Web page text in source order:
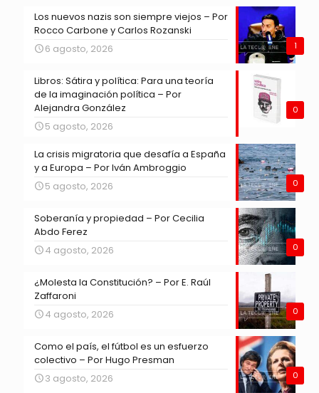
1
Los nuevos nazis son siempre viejos – Por
Rocco Carbone y Carlos Rozanski
6 agosto, 2026
0
Libros: Sátira y política: Para una teoría
de la imaginación política – Por
Alejandra González
5 agosto, 2026
0
La crisis migratoria que desafía a España
y a Europa – Por Iván Ambroggio
5 agosto, 2026
0
Soberanía y propiedad – Por Cecilia
Abdo Ferez
4 agosto, 2026
0
¿Molesta la Constitución? – Por E. Raúl
Zaffaroni
4 agosto, 2026
0
Como el país, el fútbol es un esfuerzo
colectivo – Por Hugo Presman
3 agosto, 2026